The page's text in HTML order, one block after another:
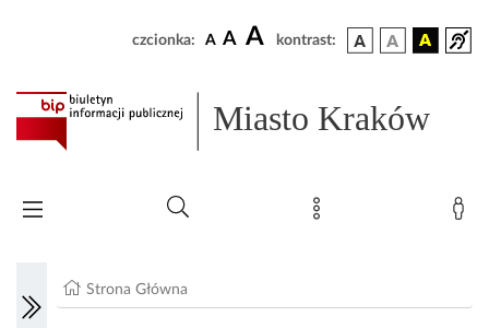
czcionka: A A A kontrast:
Miasto Kraków
Strona Główna